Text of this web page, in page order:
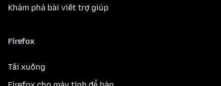
Khám phá bài viết trợ giúp
Firefox
Tải xuống